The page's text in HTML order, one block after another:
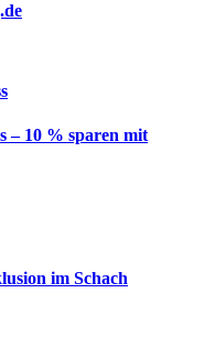
– 10 % sparen mit
im Schach